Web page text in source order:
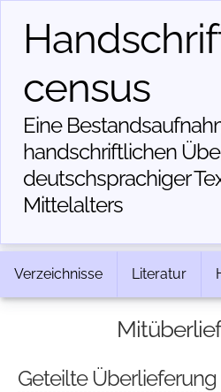
census
Eine
handschriftlichen
deutschsprachiger
Mittelalters
Verzeichnisse Literatur
Geteilte Überlieferung